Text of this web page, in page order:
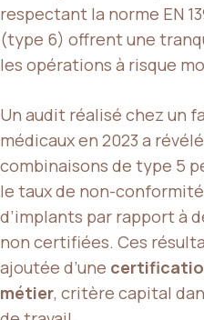
respectant la norme EN
(type 6) offrent une
les opérations à risque
Un audit réalisé chez un
médicaux en 2023 a
combinaisons de type 5
le taux de non-
d’implants par rapport à
non certifiées. Ces
ajoutée d’une
métier, critère capital